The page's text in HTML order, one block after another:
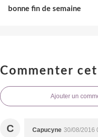
bonne fin de semaine
Commenter
Ajouter un
C Capucyne 30/08/2016